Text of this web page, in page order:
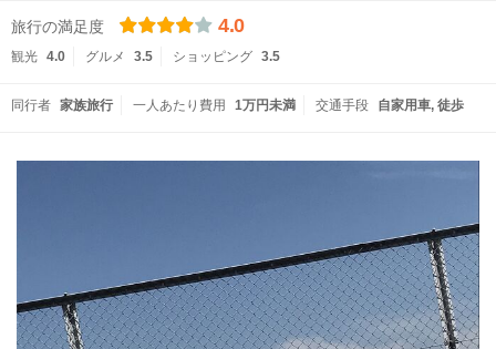
旅行の満足度 4.0
観光 4.0 グルメ 3.5 ショッピング 3.5
同行者 家族旅行 一人あたり費用 1万円未満 交通手段 自家用車 徒歩